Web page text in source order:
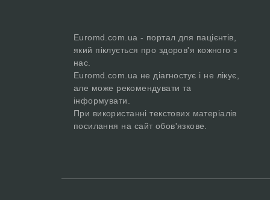
Euromd.com.ua - портал для пацієнтів,
який піклується про здоров'я кожного з
нас.
Euromd.com.ua не діагностує і не лікує,
але може рекомендувати та
інформувати.
При використанні текстових матеріалів
посилання на сайт обов'язкове.